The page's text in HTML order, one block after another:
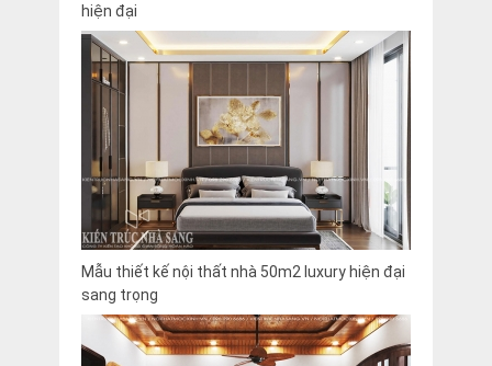
hiện đại
Mẫu thiết kế nội thất nhà 50m2 luxury hiện đại
sang trọng